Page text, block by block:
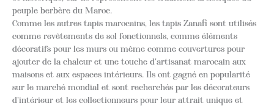
peuple berbère du Maroc.
Comme les autres tapis marocains, les tapis Zanafi sont utilisés
comme revêtements de sol fonctionnels, comme éléments
décoratifs pour les murs ou même comme couvertures pour
ajouter de la chaleur et une touche d'artisanat marocain aux
maisons et aux espaces intérieurs. Ils ont gagné en popularité
sur le marché mondial et sont recherchés par les décorateurs
d'intérieur et les collectionneurs pour leur attrait unique et